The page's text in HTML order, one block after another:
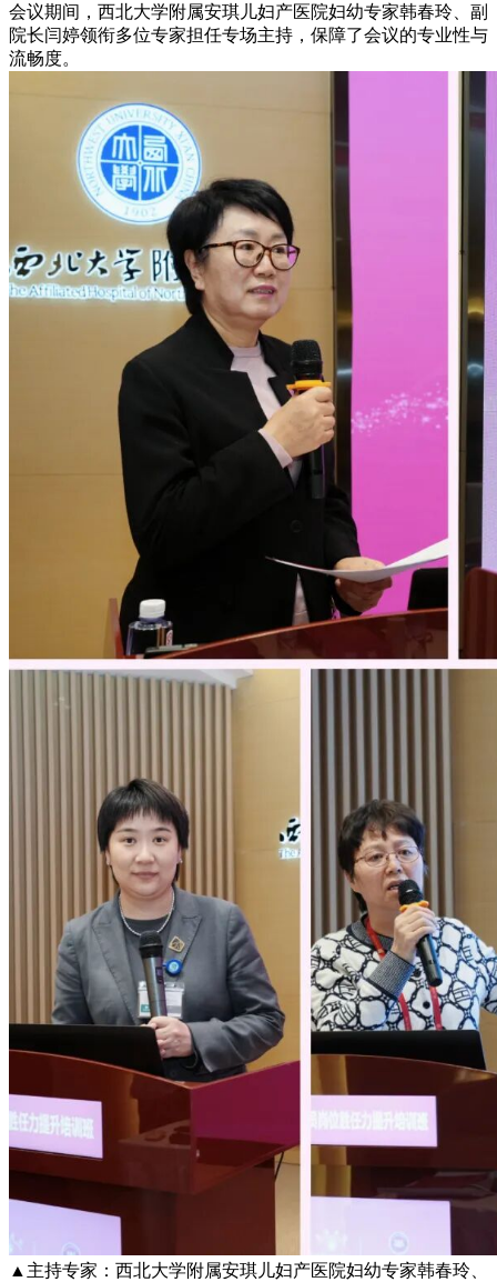
会议期间，西北大学附属安琪儿妇产医院妇幼专家韩春玲、副
院长闫婷领衔多位专家担任专场主持，保障了会议的专业性与
流畅度。
▲主持专家：西北大学附属安琪儿妇产医院妇幼专家韩春玲、